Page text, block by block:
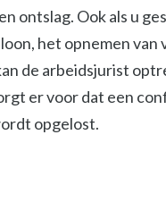
ontslag. Ook als u
het opnemen
de arbeidsjurist
er voor dat een
opgelost.